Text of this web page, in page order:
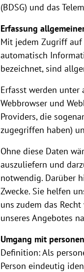
(BDSG) und das
Erfassung
Mit jedem Zugriff auf
automatisch
bezeichnet, sind
Erfasst werden unter
Webbrowser und
Providers, die
zugegriffen haben)
Ohne diese Daten
auszuliefern und
notwendig. Darüber
Zwecke. Sie helfen
uns zudem das
unseres Angebotes
Umgang mit
Definition: Als
Person eindeutig